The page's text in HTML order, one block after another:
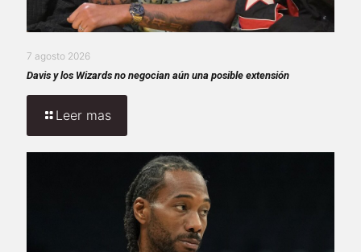
7 agosto 2026
Davis y los Wizards no negocian aún una posible extensión
Leer mas